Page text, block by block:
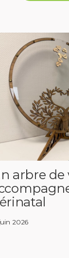
arbre de
2026